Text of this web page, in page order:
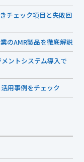
チェック項目と失敗回
のAMR製品を徹底解説
ントシステム導入で
用事例をチェック